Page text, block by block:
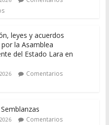
leyes y acuerdos
la Asamblea
del Estado Lara en
Comentarios
Comentarios